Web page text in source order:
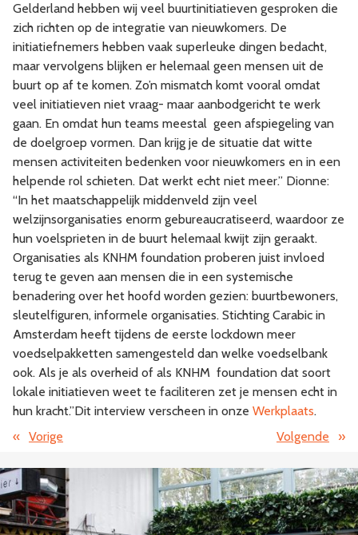
Gelderland hebben wij veel buurtinitiatieven gesproken die
zich richten op de integratie van nieuwkomers. De
initiatiefnemers hebben vaak superleuke dingen bedacht,
maar vervolgens blijken er helemaal geen mensen uit de
buurt op af te komen. Zo’n mismatch komt vooral omdat
veel initiatieven niet vraag- maar aanbodgericht te werk
gaan. En omdat hun teams meestal geen afspiegeling van
de doelgroep vormen. Dan krijg je de situatie dat witte
mensen activiteiten bedenken voor nieuwkomers en in een
helpende rol schieten. Dat werkt echt niet meer.” Dionne:
“In het maatschappelijk middenveld zijn veel
welzijnsorganisaties enorm gebureaucratiseerd, waardoor ze
hun voelsprieten in de buurt helemaal kwijt zijn geraakt.
Organisaties als KNHM foundation proberen juist invloed
terug te geven aan mensen die in een systemische
benadering over het hoofd worden gezien: buurtbewoners,
sleutelfiguren, informele organisaties. Stichting Carabic in
Amsterdam heeft tijdens de eerste lockdown meer
voedselpakketten samengesteld dan welke voedselbank
ook. Als je als overheid of als KNHM foundation dat soort
lokale initiatieven weet te faciliteren zet je mensen echt in
hun kracht.”Dit interview verscheen in onze Werkplaats.
« Vorige Volgende »